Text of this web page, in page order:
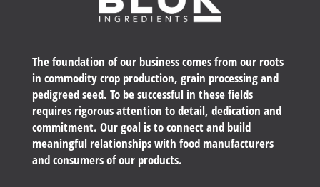
The foundation of our business comes from our roots
in commodity crop production, grain processing and
pedigreed seed. To be successful in these fields
requires rigorous attention to detail, dedication and
commitment. Our goal is to connect and build
meaningful relationships with food manufacturers
and consumers of our products.